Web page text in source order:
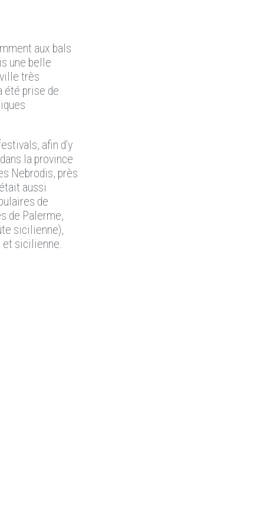
aux bals
une belle
très
été prise de
afin d’y
la province
Nebrodis, près
aussi
de
de Palerme,
sicilienne),
et sicilienne.